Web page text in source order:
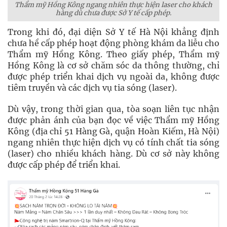
Thẩm mỹ Hồng Kông ngang nhiên thực hiện laser cho khách
hàng dù chưa được Sở Y tế cấp phép.
Trong khi đó, đại diện Sở Y tế Hà Nội khẳng định
chưa hề cấp phép hoạt động phòng khám da liễu cho
Thẩm mỹ Hồng Kông. Theo giấy phép, Thẩm mỹ
Hồng Kông là cơ sở chăm sóc da thông thường, chỉ
được phép triển khai dịch vụ ngoài da, không được
tiêm truyền và các dịch vụ tia sóng (laser).
Dù vậy, trong thời gian qua, tòa soạn liên tục nhận
được phản ánh của bạn đọc về việc Thẩm mỹ Hồng
Kông (địa chỉ 51 Hàng Gà, quận Hoàn Kiếm, Hà Nội)
ngang nhiên thực hiện dịch vụ có tính chất tia sóng
(laser) cho nhiều khách hàng. Dù cơ sở này không
được cấp phép để triển khai.